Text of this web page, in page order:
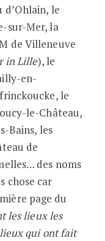
le
sur-Mer, la
de Villeneuve
in Lille), le
en-
le
le-Château,
Bains, les
de
des noms
chose car
page du
les lieux les
qui ont fait